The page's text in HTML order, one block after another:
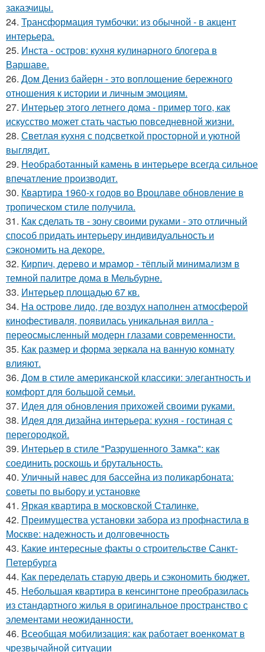
заказчицы.
24. Трансформация тумбочки: из обычной - в акцент
интерьера.
25. Инста - остров: кухня кулинарного блогера в
Варшаве.
26. Дом Дениз байерн - это воплощение бережного
отношения к истории и личным эмоциям.
27. Интерьер этого летнего дома - пример того, как
искусство может стать частью повседневной жизни.
28. Светлая кухня с подсветкой просторной и уютной
выглядит.
29. Необработанный камень в интерьере всегда сильное
впечатление производит.
30. Квартира 1960-х годов во Вроцлаве обновление в
тропическом стиле получила.
31. Как сделать тв - зону своими руками - это отличный
способ придать интерьеру индивидуальность и
сэкономить на декоре.
32. Кирпич, дерево и мрамор - тёплый минимализм в
темной палитре дома в Мельбурне.
33. Интерьер площадью 67 кв.
34. На острове лидо, где воздух наполнен атмосферой
кинофестиваля, появилась уникальная вилла -
переосмысленный модерн глазами современности.
35. Как размер и форма зеркала на ванную комнату
влияют.
36. Дом в стиле американской классики: элегантность и
комфорт для большой семьи.
37. Идея для обновления прихожей своими руками.
38. Идея для дизайна интерьера: кухня - гостиная с
перегородкой.
39. Интерьер в стиле "Разрушенного Замка": как
соединить роскошь и брутальность.
40. Уличный навес для бассейна из поликарбоната:
советы по выбору и установке
41. Яркая квартира в московской Сталинке.
42. Преимущества установки забора из профнастила в
Москве: надежность и долговечность
43. Какие интересные факты о строительстве Санкт-
Петербурга
44. Как переделать старую дверь и сэкономить бюджет.
45. Небольшая квартира в кенсингтоне преобразилась
из стандартного жилья в оригинальное пространство с
элементами неожиданности.
46. Всеобщая мобилизация: как работает военкомат в
чрезвычайной ситуации